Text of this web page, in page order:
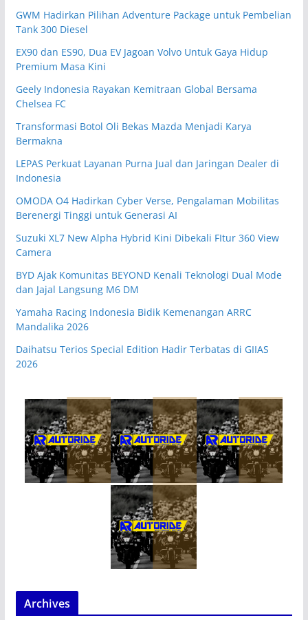
GWM Hadirkan Pilihan Adventure Package untuk Pembelian
Tank 300 Diesel
EX90 dan ES90, Dua EV Jagoan Volvo Untuk Gaya Hidup
Premium Masa Kini
Geely Indonesia Rayakan Kemitraan Global Bersama
Chelsea FC
Transformasi Botol Oli Bekas Mazda Menjadi Karya
Bermakna
LEPAS Perkuat Layanan Purna Jual dan Jaringan Dealer di
Indonesia
OMODA O4 Hadirkan Cyber Verse, Pengalaman Mobilitas
Berenergi Tinggi untuk Generasi AI
Suzuki XL7 New Alpha Hybrid Kini Dibekali FItur 360 View
Camera
BYD Ajak Komunitas BEYOND Kenali Teknologi Dual Mode
dan Jajal Langsung M6 DM
Yamaha Racing Indonesia Bidik Kemenangan ARRC
Mandalika 2026
Daihatsu Terios Special Edition Hadir Terbatas di GIIAS
2026
Archives